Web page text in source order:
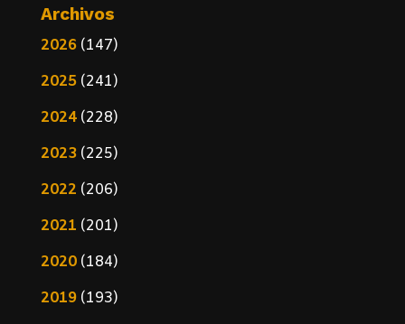
Archivos
2026(147)
2025(241)
2024(228)
2023(225)
2022 (206)
2021 (201)
2020(184)
2019(193)